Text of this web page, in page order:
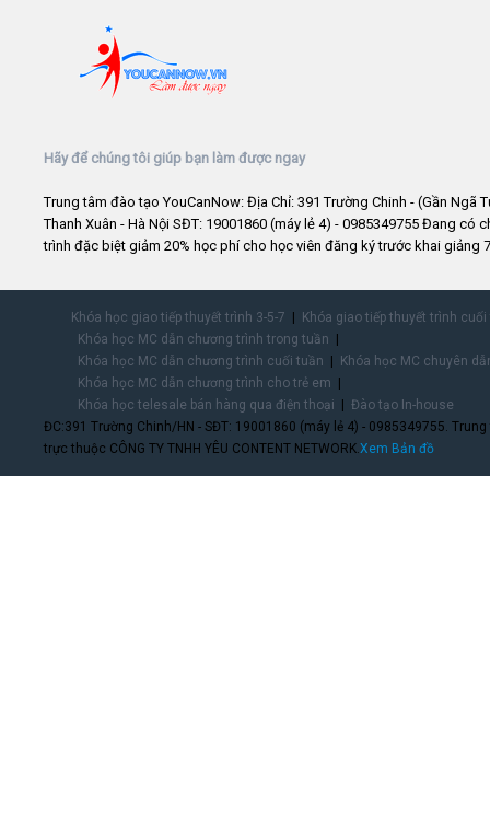
Hãy để chúng tôi giúp bạn làm được ngay
Trung tâm đào tạo YouCanNow: Địa Chỉ: 391 Trường Chinh - (Gần Ngã
Thanh Xuân - Hà Nội SĐT: 19001860 (máy lẻ 4) - 0985349755 Đang có
trình đặc biệt giảm 20% học phí cho học viên đăng ký trước khai giảng
Khóa học giao tiếp thuyết trình 3-5-7
Khóa giao tiếp thuyết trình
Khóa học MC dẫn chương trình trong tuần
Khóa học MC dẫn chương trình cuối tuần
Khóa học MC chuyên
Khóa học MC dẫn chương trình cho trẻ em
Khóa học telesale bán hàng qua điện thoại
Đào tạo In-house
ĐC:391 Trường Chinh/HN - SĐT: 19001860 (máy lẻ 4) - 0985349755.
trực thuộc CÔNG TY TNHH YÊU CONTENT NETWORK.Xem Bản đồ